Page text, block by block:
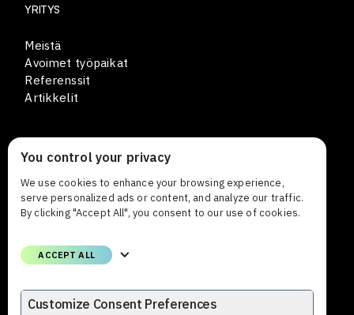
YRITYS
Meistä
Avoimet työpaikat
Referenssit
Artikkelit
YHTEYSTIEDOT
Lars Sonckin kaari 12
FI-02600 Espoo Suomi
Puhelin
+358 (0)9 8559 8000
Email
etunimi.sukunimi@profium.com
You control your privacy
We use cookies to enhance your browsing experience,
serve personalized ads or content, and analyze our traffic.
By clicking "Accept All", you consent to our use of cookies.
ACCEPT ALL
Customize Consent Preferences